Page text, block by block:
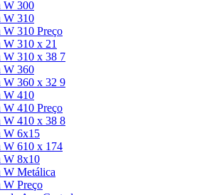
W 300
W 310
W 310 Preço
W 310 x 21
W 310 x 38 7
W 360
W 360 x 32 9
W 410
W 410 Preço
W 410 x 38 8
W 6x15
W 610 x 174
W 8x10
W Metálica
W Preço